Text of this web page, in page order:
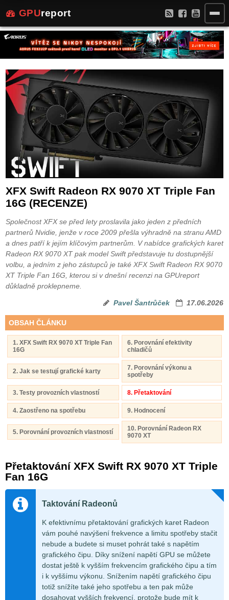
GPUreport
XFX Swift Radeon RX 9070 XT Triple Fan
16G (RECENZE)
Společnost XFX se před lety proslavila jako jeden z předních
partnerů Nvidie, jenže v roce 2009 přešla výhradně na stranu AMD
a dnes patří k jejím klíčovým partnerům. V nabídce grafických karet
Radeon RX 9070 XT pak model Swift představuje tu dostupnější
volbu, a jedním z jeho zástupců je také XFX Swift Radeon RX 9070
XT Triple Fan 16G, kterou si v dnešní recenzi na GPUreport
důkladně proklepneme.
Pavel Šantrůček 17.06.2026
OBSAH ČLÁNKU
1. XFX Swift RX 9070 XT Triple Fan
16G
6. Porovnání efektivity
chladičů
2. Jak se testují grafické karty
7. Porovnání výkonu a
spotřeby
3. Testy provozních vlastností 8. Přetaktování
4. Zaostřeno na spotřebu 9. Hodnocení
5. Porovnání provozních vlastností
10. Porovnání Radeon RX
9070 XT
Přetaktování XFX Swift RX 9070 XT Triple
Fan 16G
Taktování Radeonů
K efektivnímu přetaktování grafických karet Radeon
vám pouhé navýšení frekvence a limitu spotřeby stačit
nebude a budete si muset pohrát také s napětím
grafického čipu. Díky snížení napětí GPU se můžete
dostat ještě k vyšším frekvencím grafického čipu a tím
i k vyššímu výkonu. Snížením napětí grafického čipu
totiž snížíte také jeho spotřebu a ten pak může
dosahovat vyšších frekvencí, protože bude mít k